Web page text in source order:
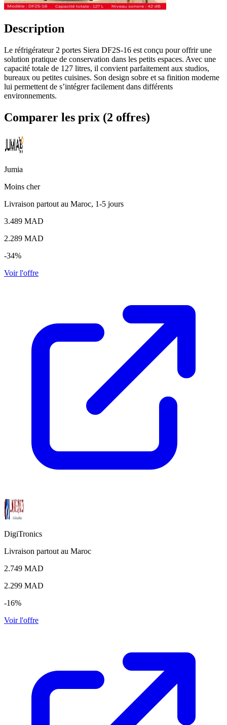
Description
Le réfrigérateur 2 portes Siera DF2S-16 est conçu pour offrir une
solution pratique de conservation dans les petits espaces. Avec une
capacité totale de 127 litres, il convient parfaitement aux studios,
bureaux ou petites cuisines. Son design sobre et sa finition moderne
lui permettent de s’intégrer facilement dans différents
environnements.
Comparer les prix (2 offres)
Jumia
Moins cher
Livraison partout au Maroc, 1-5 jours
3.489 MAD
2.289 MAD
-34%
Voir l'offre
DigiTronics
Livraison partout au Maroc
2.749 MAD
2.299 MAD
-16%
Voir l'offre